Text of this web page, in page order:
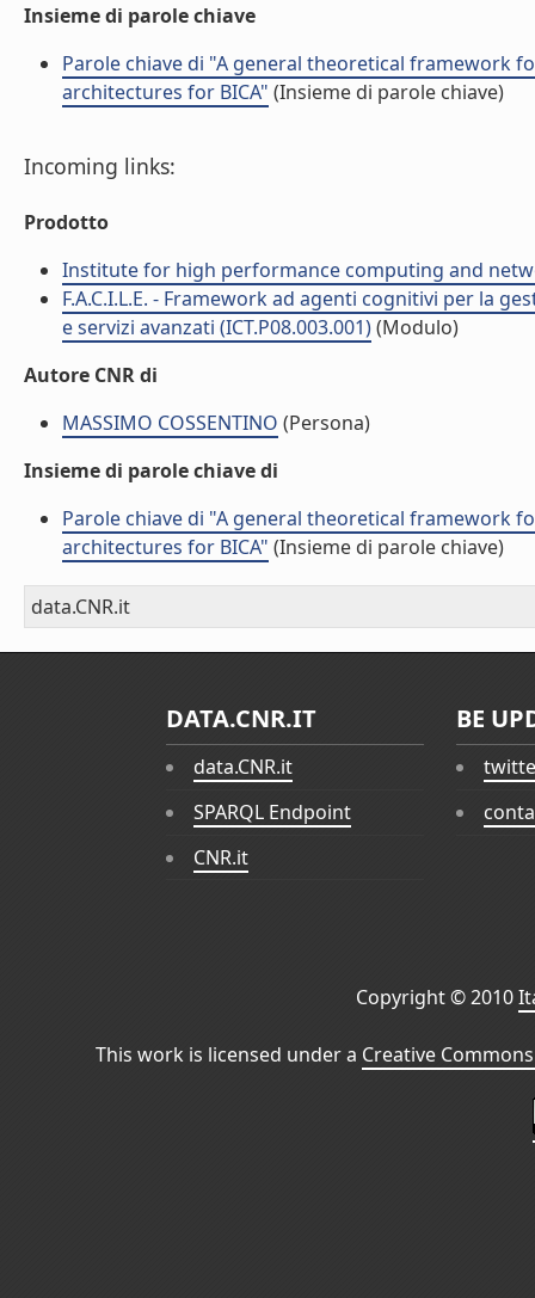
Insieme di parole chiave
Parole chiave di "A general theoretical framework
architectures for BICA" (Insieme di parole chiave)
Incoming links:
Prodotto
Institute for high performance computing and
F.A.C.I.L.E. - Framework ad agenti cognitivi per la
e servizi avanzati (ICT.P08.003.001)(Modulo)
Autore CNR di
MASSIMO COSSENTINO (Persona)
Insieme di parole chiave di
Parole chiave di "A general theoretical framework
architectures for BICA" (Insieme di parole chiave)
data.CNR.it
DATA.CNR.IT
data.CNR.it
SPARQL Endpoint
CNR.it
BE
Copyright © 2010
This work is licensed under a Creative